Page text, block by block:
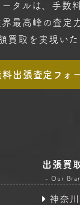
タルは、手数
界最高峰の査定
買取を実現いた
料出張査定フォ
出張買
- Our
神奈